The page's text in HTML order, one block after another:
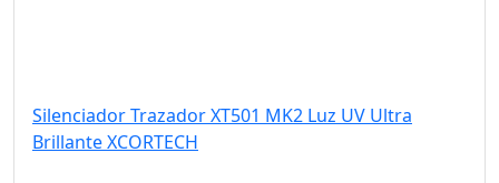
Silenciador Trazador XT501 MK2 Luz UV Ultra
Brillante XCORTECH